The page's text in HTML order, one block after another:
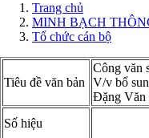
Trang chủ
MINH BẠCH
Tổ chức cán bộ
Tiêu đề văn bản
Công văn
V/v bổ
Đặng Văn
Số hiệu